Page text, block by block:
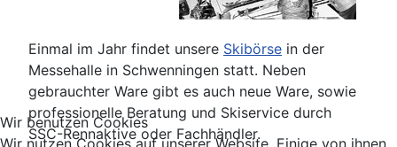
Einmal im Jahr findet unsere Skibörse in der
Messehalle in Schwenningen statt. Neben
gebrauchter Ware gibt es auch neue Ware, sowie
professionelle Beratung und Skiservice durch
SSC-Rennaktive oder Fachhändler.
Wir benutzen Cookies
Wir nutzen Cookies auf unserer Website. Einige von ihnen